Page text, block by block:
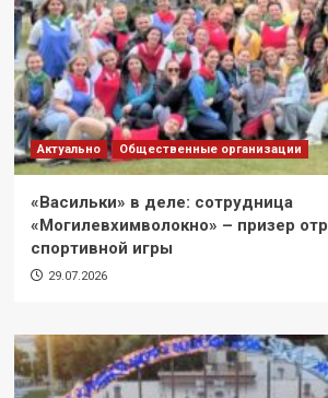
Актуально Общественные организации
«Васильки» в деле: сотрудница
«Могилевхимволокно» – призер
спортивной игры
29.07.2026